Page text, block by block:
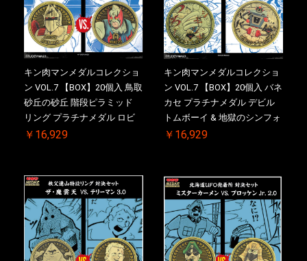
キン肉マンメダルコレクショ
ン VOL.7 【BOX】20個入 鳥取
砂丘の砂丘 階段ピラミッド
リング プラチナメダル ロビ
ンマスク VS.ネメシス 【初回
2026/10/30 一斉出荷予定
￥16,929
キン肉マンメダルコレクショ
ン VOL.7 【BOX】20個入 バネ
カセ プラチナメダル デビル
トムボーイ & 地獄のシンフォ
ニー ケース付き【初回購入特
一斉出荷予定
￥16,929